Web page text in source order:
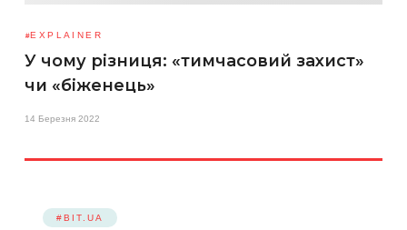
EXPLAINER
У чому різниця: «тимчасовий захист»
чи «біженець»
14 Березня 2022
#BIT.UA